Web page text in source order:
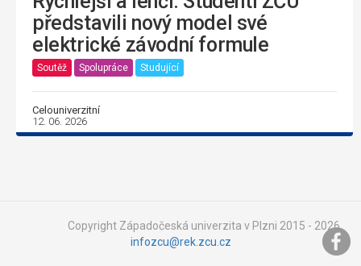
představili nový model své
elektrické závodní formule
Soutěž Spolupráce Studující
Celouniverzitní
12. 06. 2026
Copyright Západočeská univerzita v Plzni 2015 - 2026,
infozcu@rek.zcu.cz